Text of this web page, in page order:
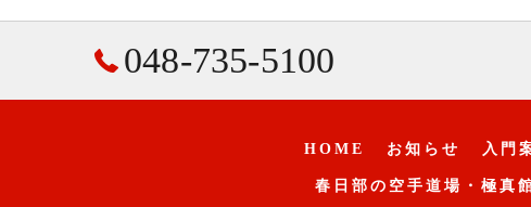
048-735-5100
HOME お知らせ 入門
春日部の空手道場・極真